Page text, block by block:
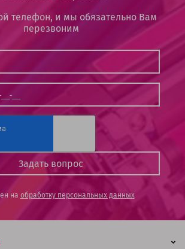
телефон, и мы обязательно Вам
перезвоним
на обработку персональных данных